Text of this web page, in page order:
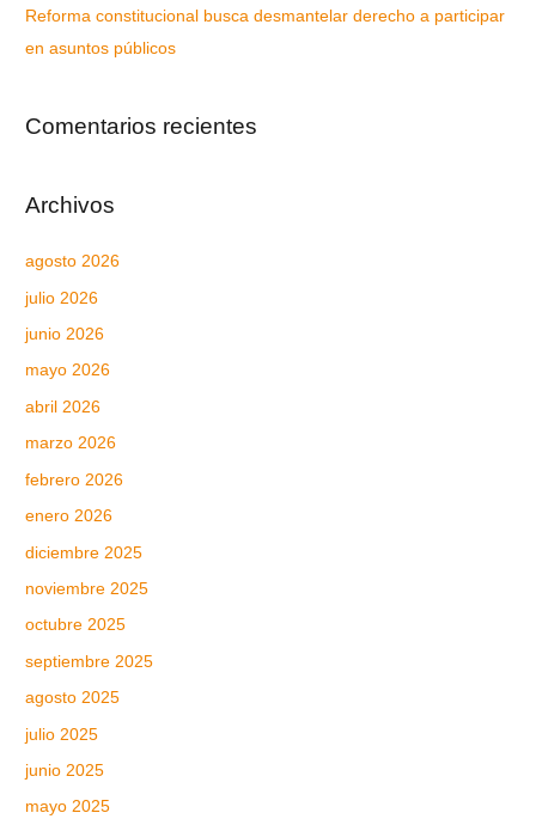
Reforma constitucional busca desmantelar derecho a participar
en asuntos públicos
Comentarios recientes
Archivos
agosto 2026
julio 2026
junio 2026
mayo 2026
abril 2026
marzo 2026
febrero 2026
enero 2026
diciembre 2025
noviembre 2025
octubre 2025
septiembre 2025
agosto 2025
julio 2025
junio 2025
mayo 2025